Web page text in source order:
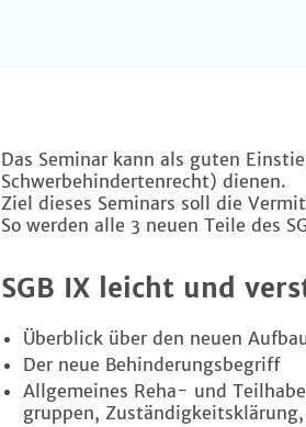
Das Seminar kann als guten
Schwerbehindertenrecht) dienen.
Ziel dieses Seminars soll die
So werden alle 3 neuen Teile des
SGB IX leicht und
Überblick über den neuen
Der neue Behinderungsbegriff
Allgemeines Reha- und
gruppen,